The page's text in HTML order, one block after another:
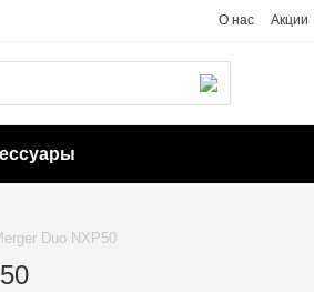
О нас Акции
Duo NXP50